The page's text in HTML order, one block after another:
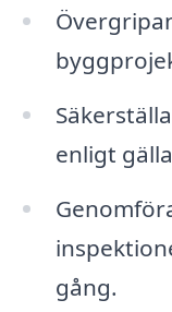
enligt
gång.